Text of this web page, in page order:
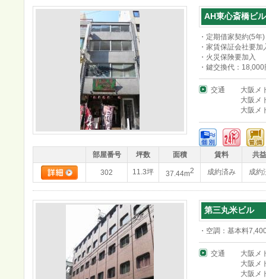
AH東心斎橋ビル
・定期借家契約(5年)
・家賃保証会社要加
・火災保険要加入
・鍵交換代：
交通
大阪メ
大阪メ
大阪メ
部屋番号 坪数 面積 賃料 共
302 11.3坪 37.44m2 成約済み 成約
第三丸米ビル
・空調：基本料
交通
大阪メ
大阪メ
大阪メ